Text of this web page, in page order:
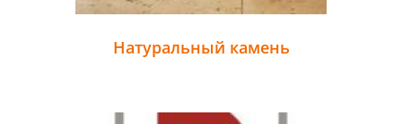
Натуральный камень